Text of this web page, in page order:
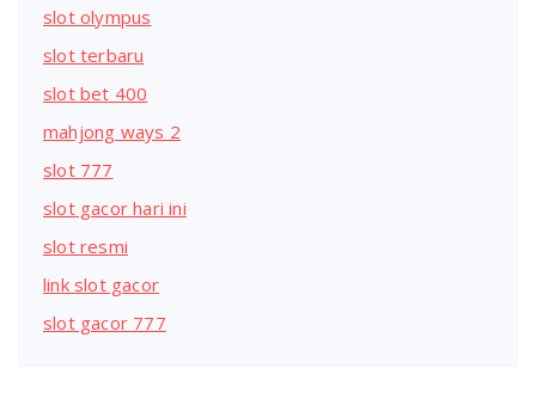
slot olympus
slot terbaru
slot bet 400
mahjong ways 2
slot 777
slot gacor hari ini
slot resmi
link slot gacor
slot gacor 777